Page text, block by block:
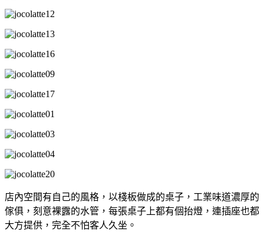
店內空間有自己的風格，以棧板做成的桌子，工業味道濃厚的
傢俱，刻意裸露的水管，每張桌子上都有個抬燈，連插座也都
大方提供，完全不怕客人久坐。